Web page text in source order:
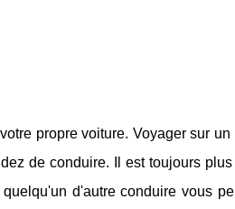
propre voiture. Voyager sur
de conduire. Il est toujours
d'autre conduire vous